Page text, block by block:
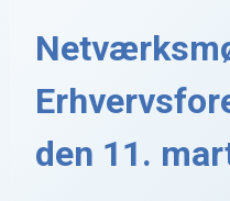
den 11.